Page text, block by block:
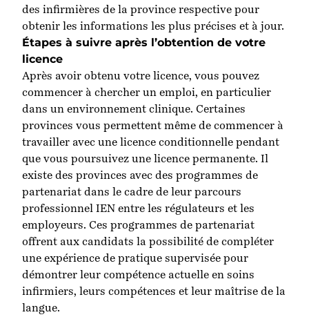
des infirmières de la province respective pour
obtenir les informations les plus précises et à jour.
Étapes à suivre après l’obtention de votre
licence
Après avoir obtenu votre licence, vous pouvez
commencer à chercher un emploi, en particulier
dans un environnement clinique. Certaines
provinces vous permettent même de commencer à
travailler avec une licence conditionnelle pendant
que vous poursuivez une licence permanente. Il
existe des provinces avec des programmes de
partenariat dans le cadre de leur parcours
professionnel IEN entre les régulateurs et les
employeurs. Ces programmes de partenariat
offrent aux candidats la possibilité de compléter
une expérience de pratique supervisée pour
démontrer leur compétence actuelle en soins
infirmiers, leurs compétences et leur maîtrise de la
langue.